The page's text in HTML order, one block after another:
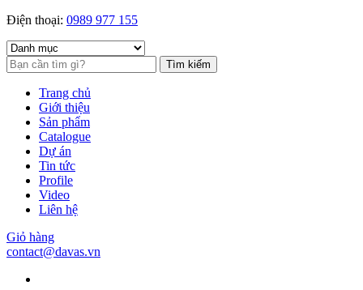
Điện thoại: 0989 977 155
Tìm kiếm
Trang chủ
Giới thiệu
Sản phẩm
Catalogue
Dự án
Tin tức
Profile
Video
Liên hệ
Giỏ hàng
contact@davas.vn